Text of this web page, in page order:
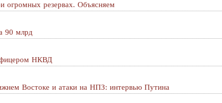
огромных резервах. Объясняем
90 млрд
НКВД
Востоке и атаки на НПЗ: интервью Путина